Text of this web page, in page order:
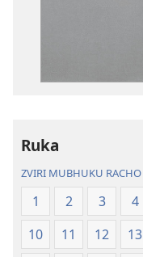
Ruka
ZVIRI MUBHUKU RACHO
1 2 3 4
10
11 12 13